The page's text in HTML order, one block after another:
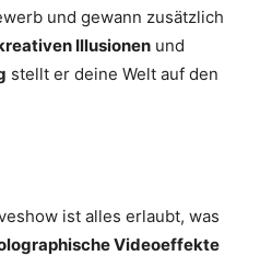
und gewann zusätzlich
Illusionen und
stellt er deine Welt auf den
ist alles erlaubt, was
Videoeffekte